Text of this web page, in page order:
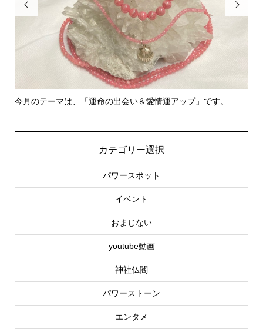

里親さん募集中！

カテゴリー選択
パワースポット
イベント
おまじない
youtube動画
神社仏閣
パワーストーン
エンタメ